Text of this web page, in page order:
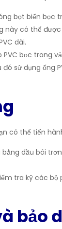
bọt biển bọc
này có thể
dài.
PVC bọc trong
sử dụng ống
có thể tiến
dầu bôi
tra kỹ các
bảo